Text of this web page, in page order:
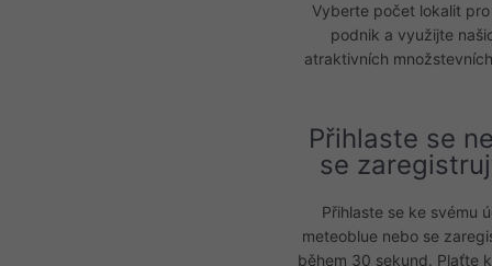
Vyberte počet lokalit
podnik a využijte
atraktivních
Přihlaste se
se
Přihlaste se ke svému
meteoblue nebo se
během 30 sekund. Plaťte